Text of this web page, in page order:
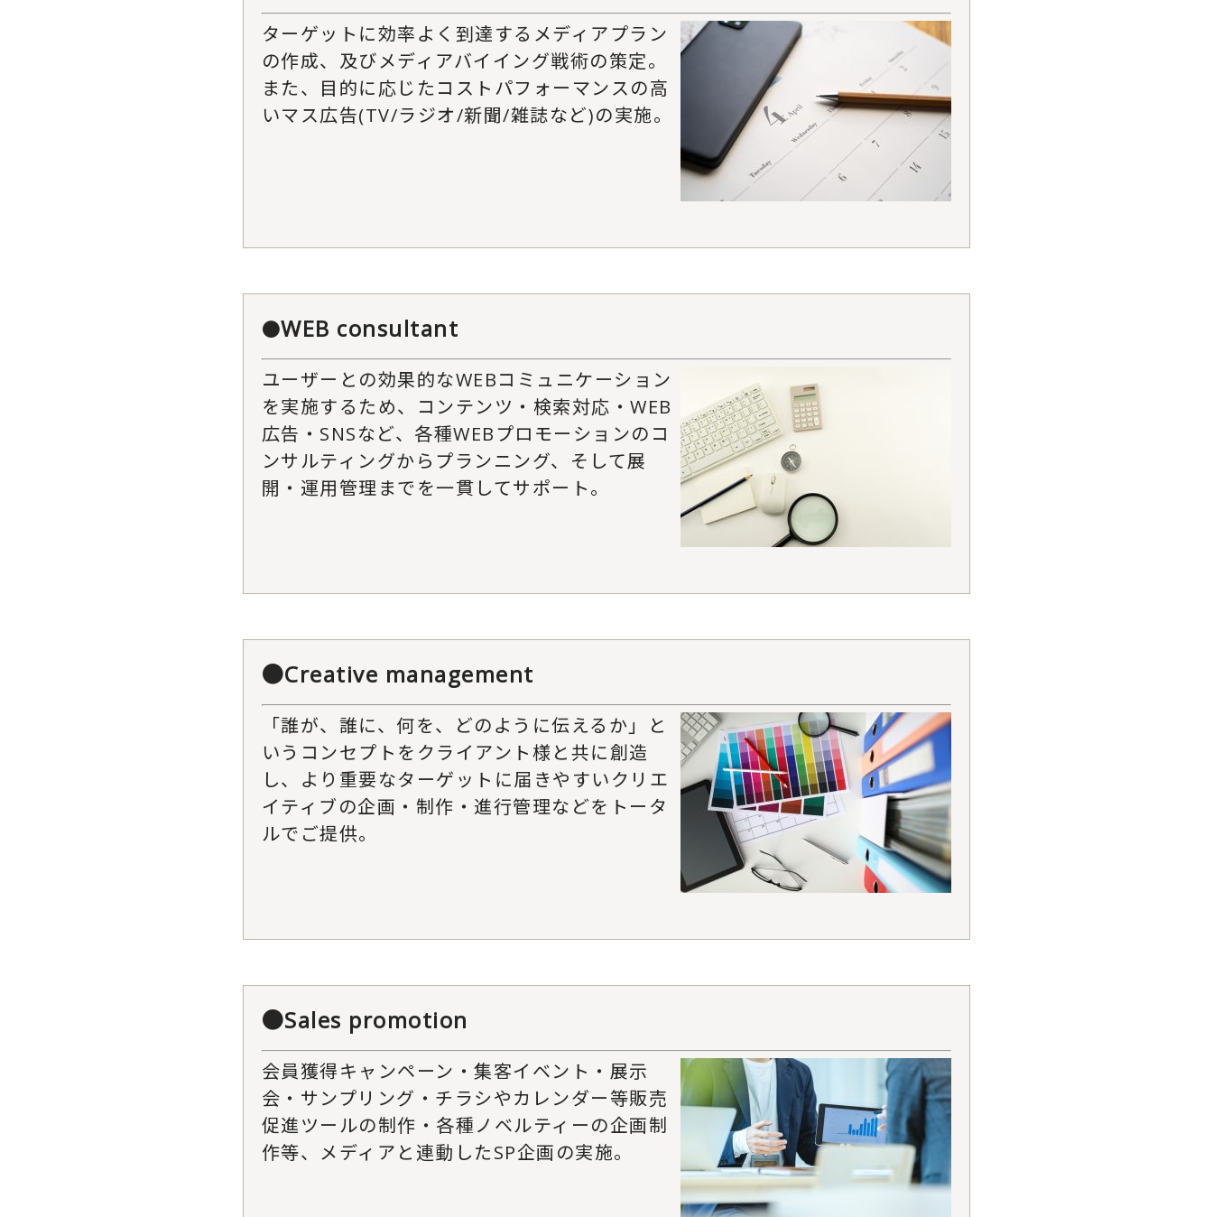
ターゲットに効率よく到達するメディアプラン
の作成、及びメディアバイイング戦術の策定。
また、目的に応じたコストパフォーマンスの高
いマス広告(TV/ラジオ/新聞/雑誌など)の実施。
●WEB consultant
ユーザーとの効果的なWEBコミュニケーション
を実施するため、コンテンツ・検索対応・WEB
広告・SNSなど、各種WEBプロモーションのコ
ンサルティングからプランニング、そして展
開・運用管理までを一貫してサポート。
●Creative management
「誰が、誰に、何を、どのように伝えるか」と
いうコンセプトをクライアント様と共に創造
し、より重要なターゲットに届きやすいクリエ
イティブの企画・制作・進行管理などをトータ
ルでご提供。
●Sales promotion
会員獲得キャンペーン・集客イベント・展示
会・サンプリング・チラシやカレンダー等販売
促進ツールの制作・各種ノベルティーの企画制
作等、メディアと連動したSP企画の実施。